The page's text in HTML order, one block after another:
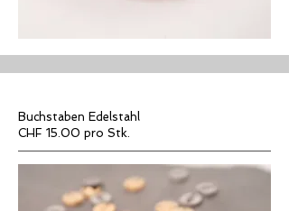
Buchstaben Edelstahl
CHF 15.00 pro Stk.